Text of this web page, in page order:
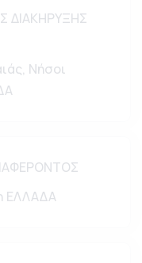
ΔΙΑΚΗΡΥΞΗΣ
Νήσοι
ΕΛΛΑΔΑ